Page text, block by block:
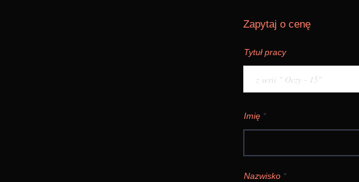
Zapytaj o cenę
Tytuł pracy
Imię
Nazwisko